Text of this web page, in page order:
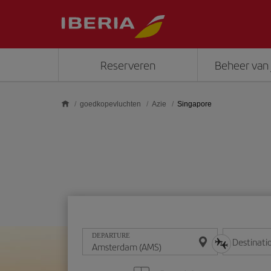
Reserveren Beheer
goedkopevluchten Azie Singapore
DEPARTURE